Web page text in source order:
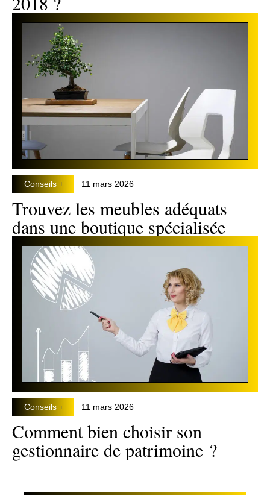
Conseils 11 mars 2026
Trouvez les meubles adéquats
dans une boutique spécialisée
Conseils 11 mars 2026
Comment bien choisir son
gestionnaire de patrimoine ?